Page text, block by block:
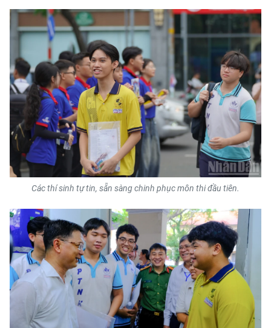
Các thí sinh tự tin, sẵn sàng chinh phục môn thi đầu tiên.